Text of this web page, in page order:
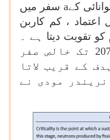
یہ ہندوستان کے صاف ستھری توانائی کےa سفر میں
، کم کاربن
تقویت دیتا ہے ۔
مزید برآں یہ ہندوستان کو 2070 تک خالص صفر
کے قریب لاتا
مودی نے